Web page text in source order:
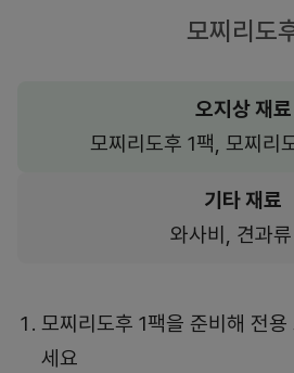
모찌리도
오지상 재료
모찌리도후 1팩, 모찌리
기타 재료
와사비, 견과
모찌리도후 1팩을 준비해 전
세요